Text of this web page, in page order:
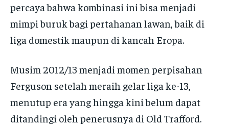
percaya bahwa kombinasi ini bisa menjadi
mimpi buruk bagi pertahanan lawan, baik di
liga domestik maupun di kancah Eropa.
Musim 2012/13 menjadi momen perpisahan
Ferguson setelah meraih gelar liga ke-13,
menutup era yang hingga kini belum dapat
ditandingi oleh penerusnya di Old Trafford.